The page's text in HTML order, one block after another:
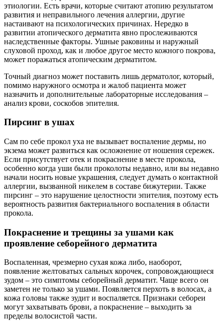
этиологии. Есть врачи, которые считают атопию результатом
развития и неправильного лечения аллергии, другие
настаивают на психологических причинах. Нередко в
развитии атопического дерматита явно прослеживаются
наследственные факторы. Ушные раковины и наружный
слуховой проход, как и любое другое место кожного покрова,
может поражаться атопическим дерматитом.
Точный диагноз может поставить лишь дерматолог, который,
помимо наружного осмотра и жалоб пациента может
назначить и дополнительные лабораторные исследования –
анализ крови, соскобов эпителия.
Пирсинг в ушах
Сам по себе прокол уха не вызывает воспаление дермы, но
экзема может развиться как осложнение от ношения сережек.
Если присутствует отек и покраснение в месте прокола,
особенно когда уши были проколоты недавно, или вы недавно
начали носить новые украшения, следует думать о контактной
аллергии, вызванной никелем в составе бижутерии. Также
пирсинг – это нарушение целостности эпителия, поэтому есть
вероятность развития бактериального воспаления в области
прокола.
Покраснение и трещины за ушами как
проявление себорейного дерматита
Воспаленная, чрезмерно сухая кожа либо, наоборот,
появление желтоватых сальных корочек, сопровождающиеся
зудом – это симптомы себорейный дерматит. Чаще всего он
заметен не только за ушами. Появляется перхоть в волосах, а
кожа головы также зудит и воспаляется. Признаки себореи
могут захватывать брови, а покраснение – выходить за
пределы волосистой части.